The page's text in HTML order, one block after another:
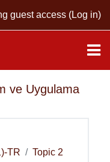
guest access (Log in)
ve Uygulama
TR Topic 2